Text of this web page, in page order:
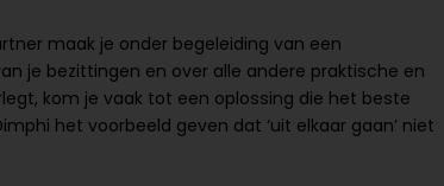
maak je onder begeleiding van een
je bezittingen en over alle andere praktische en
kom je vaak tot een oplossing die het beste
het voorbeeld geven dat ‘uit elkaar gaan’ niet